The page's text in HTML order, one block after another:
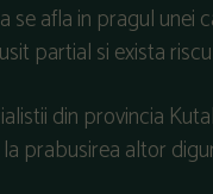
se afla in pragul unei
partial si exista
din provincia
prabusirea altor